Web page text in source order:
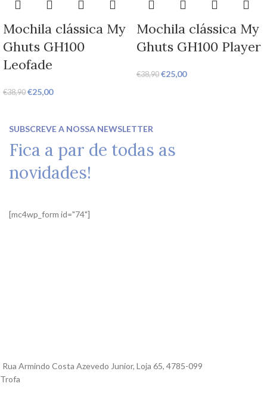
Mochila clássica My
Ghuts GH100
Leofade
€38,90 €25,00
Mochila clássica My
Ghuts GH100 Player
€38,90 €25,00
SUBSCREVE A NOSSA NEWSLETTER
Fica a par de todas as
novidades!
[mc4wp_form id="74"]
Rua Armindo Costa Azevedo Junior, Loja 65, 4785-099
Trofa